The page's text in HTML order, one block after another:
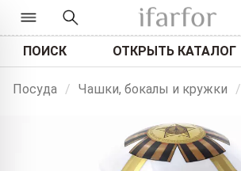
ПОИСК ОТКРЫТЬ КАТАЛОГ
Посуда / Чашки, бокалы и кружки /